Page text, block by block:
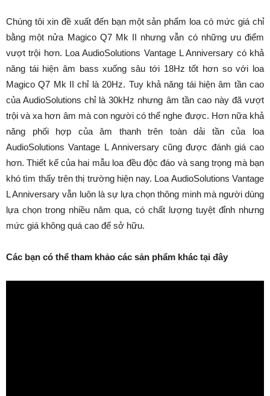
Chúng tôi xin đề xuất đến bạn một sản phẩm loa có mức giá chỉ
bằng một nửa Magico Q7 Mk II nhưng vẫn có những ưu điểm
vượt trội hơn. Loa AudioSolutions Vantage L Anniversary có khả
năng tái hiện âm bass xuống sâu tới 18Hz tốt hơn so với loa
Magico Q7 Mk II chỉ là 20Hz. Tuy khả năng tái hiện âm tần cao
của AudioSolutions chỉ là 30kHz nhưng âm tần cao này đã vượt
trội và xa hơn âm mà con người có thể nghe được. Hơn nữa khả
năng phối hợp của âm thanh trên toàn dải tần của loa
AudioSolutions Vantage L Anniversary cũng được đánh giá cao
hơn. Thiết kế của hai mẫu loa đều độc đáo và sang trọng mà bạn
khó tìm thấy trên thị trường hiện nay. Loa AudioSolutions Vantage
L Anniversary vẫn luôn là sự lựa chọn thông minh mà người dùng
lựa chọn trong nhiều năm qua, có chất lượng tuyệt đỉnh nhưng
mức giá không quá cao để sở hữu.
Các bạn có thể tham khảo các sản phẩm khác tại đây